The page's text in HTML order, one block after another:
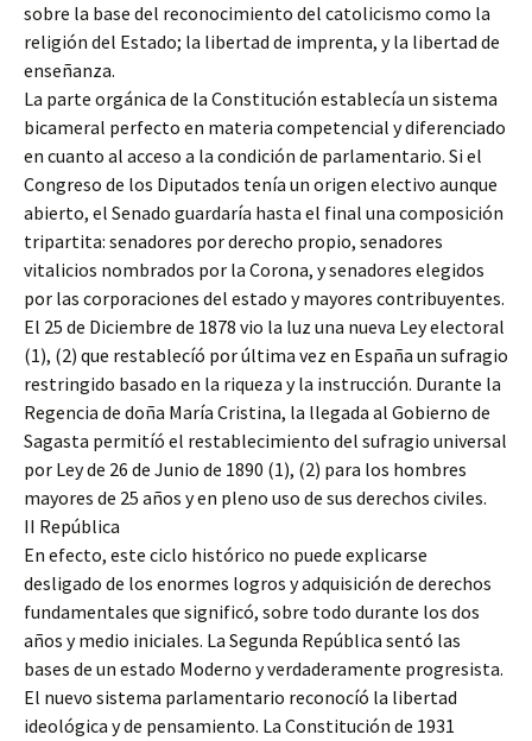
sobre la base del reconocimiento del catolicismo como la
religión del Estado; la libertad de imprenta, y la libertad de
enseñanza.
La parte orgánica de la Constitución establecía un sistema
bicameral perfecto en materia competencial y diferenciado
en cuanto al acceso a la condición de parlamentario. Si el
Congreso de los Diputados tenía un origen electivo aunque
abierto, el Senado guardaría hasta el final una composición
tripartita: senadores por derecho propio, senadores
vitalicios nombrados por la Corona, y senadores elegidos
por las corporaciones del estado y mayores contribuyentes.
El 25 de Diciembre de 1878 vio la luz una nueva Ley electoral
(1), (2) que restablecíó por última vez en España un sufragio
restringido basado en la riqueza y la instrucción. Durante la
Regencia de doña María Cristina, la llegada al Gobierno de
Sagasta permitíó el restablecimiento del sufragio universal
por Ley de 26 de Junio de 1890 (1), (2) para los hombres
mayores de 25 años y en pleno uso de sus derechos civiles.
II República
En efecto, este ciclo histórico no puede explicarse
desligado de los enormes logros y adquisición de derechos
fundamentales que significó, sobre todo durante los dos
años y medio iniciales. La Segunda República sentó las
bases de un estado Moderno y verdaderamente progresista.
El nuevo sistema parlamentario reconocíó la libertad
ideológica y de pensamiento. La Constitución de 1931